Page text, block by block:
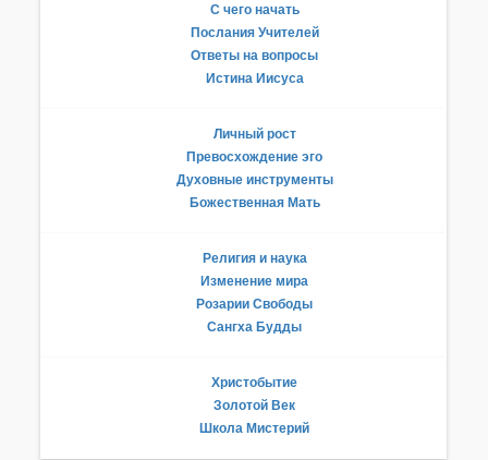
С чего начать
Послания Учителей
Ответы на вопросы
Истина Иисуса
Личный рост
Превосхождение эго
Духовные инструменты
Божественная Мать
Религия и наука
Изменение мира
Розарии Свободы
Сангха Будды
Христобытие
Золотой Век
Школа Мистерий